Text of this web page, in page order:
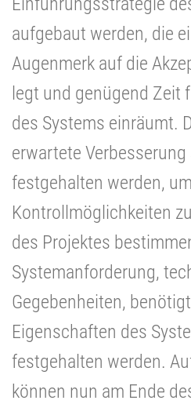
aufgebaut werden, die
Augenmerk auf die
legt und genügend Zeit
des Systems einräumt.
erwartete
festgehalten werden,
Kontrollmöglichkeiten
des Projektes
Systemanforderung,
Gegebenheiten,
Eigenschaften des
festgehalten werden.
können nun am Ende